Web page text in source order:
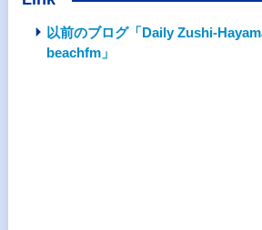
以前のブログ「Daily Zushi-
beachfm」